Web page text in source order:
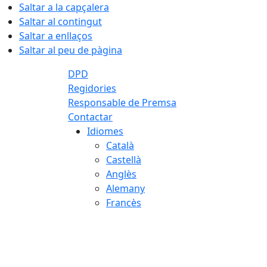
Saltar a la capçalera
Saltar al contingut
Saltar a enllaços
Saltar al peu de pàgina
DPD
Regidories
Responsable de Premsa
Contactar
Idiomes
Català
Castellà
Anglès
Alemany
Francès